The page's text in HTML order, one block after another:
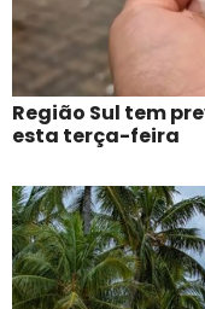
Região Sul tem
esta terça-feira